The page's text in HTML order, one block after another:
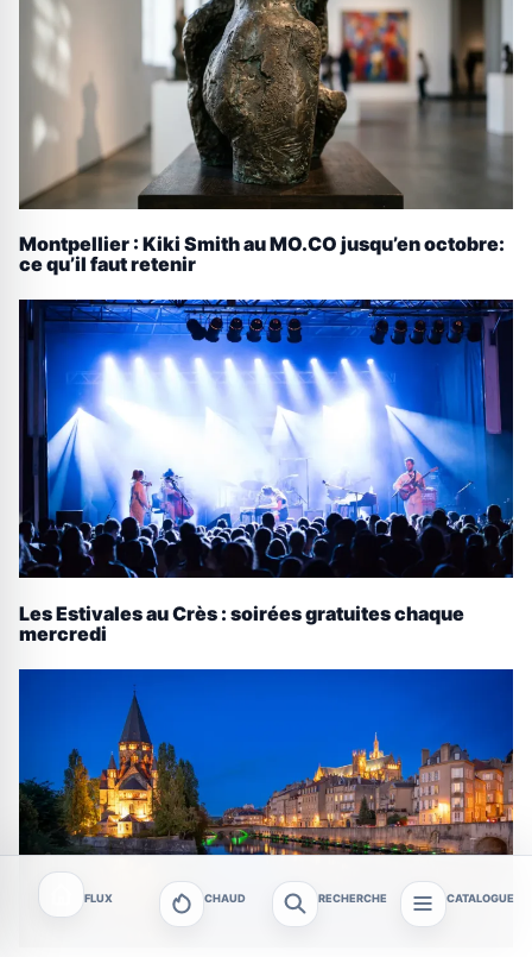
Montpellier : Kiki Smith au MO.CO jusqu’en octobre:
ce qu’il faut retenir
Les Estivales au Crès : soirées gratuites chaque
mercredi
FLUX CHAUD RECHERCHE CATALOGUE